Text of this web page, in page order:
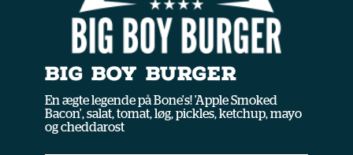
BIG BOY BURGER
En ægte legende på Bone's! 'Apple Smoked
Bacon', salat, tomat, løg, pickles, ketchup, mayo
og cheddarost